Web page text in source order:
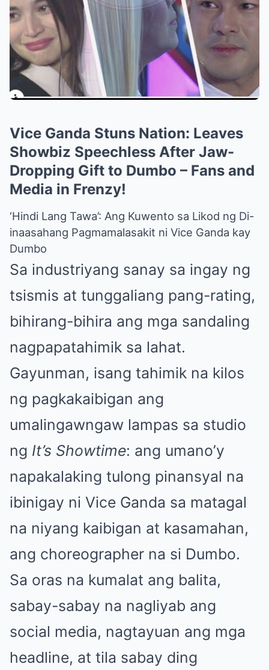
Vice Ganda Stuns Nation: Leaves
Showbiz Speechless After Jaw-
Dropping Gift to Dumbo – Fans and
Media in Frenzy!
‘Hindi Lang Tawa’: Ang Kuwento sa Likod ng Di-
inaasahang Pagmamalasakit ni Vice Ganda kay
Dumbo
Sa industriyang sanay sa ingay ng
tsismis at tunggaliang pang-rating,
bihirang-bihira ang mga sandaling
nagpapatahimik sa lahat.
Gayunman, isang tahimik na kilos
ng pagkakaibigan ang
umalingawngaw lampas sa studio
ng It’s Showtime: ang umano’y
napakalaking tulong pinansyal na
ibinigay ni Vice Ganda sa matagal
na niyang kaibigan at kasamahan,
ang choreographer na si Dumbo.
Sa oras na kumalat ang balita,
sabay-sabay na nagliyab ang
social media, nagtayuan ang mga
headline, at tila sabay ding